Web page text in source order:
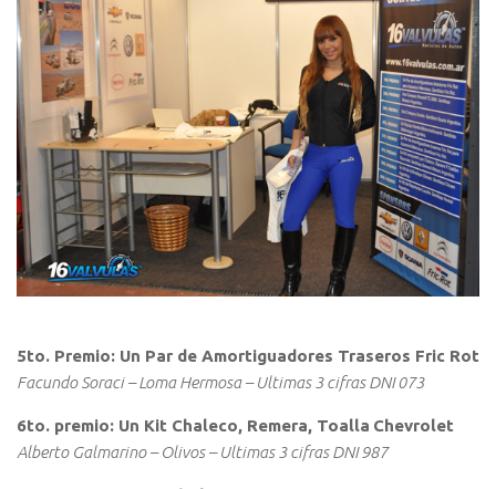
5to. Premio: Un Par de Amortiguadores Traseros Fric Rot
Facundo Soraci – Loma Hermosa – Ultimas 3 cifras DNI 073
6to. premio: Un Kit Chaleco, Remera, Toalla Chevrolet
Alberto Galmarino – Olivos – Ultimas 3 cifras DNI 987